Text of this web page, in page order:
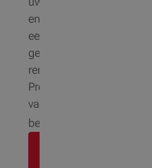
en
een
gewaarborgde
rentevoet
Profiteer
van
belastingvoordelen